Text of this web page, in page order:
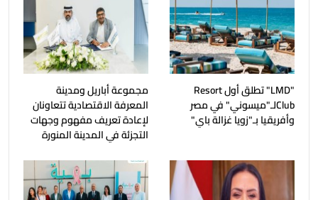
"LMD" تطلق أول Resort
Clubلـ"ميسوني" في مصر
وأفريقيا بـ"زويا غزالة باي"
مجموعة أباريل ومدينة
المعرفة الاقتصادية تتعاونان
لإعادة تعريف مفهوم وجهات
التجزئة في المدينة المنورة